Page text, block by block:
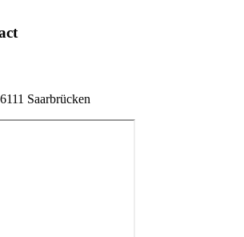
Saarbrücken